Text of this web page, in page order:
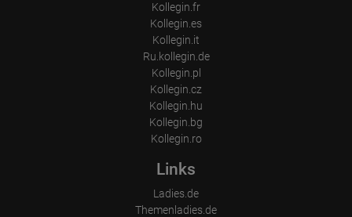
Kollegin.fr
Kollegin.es
Kollegin.it
Ru.kollegin.de
Kollegin.pl
Kollegin.cz
Kollegin.hu
Kollegin.bg
Kollegin.ro
Links
Ladies.de
Themenladies.de